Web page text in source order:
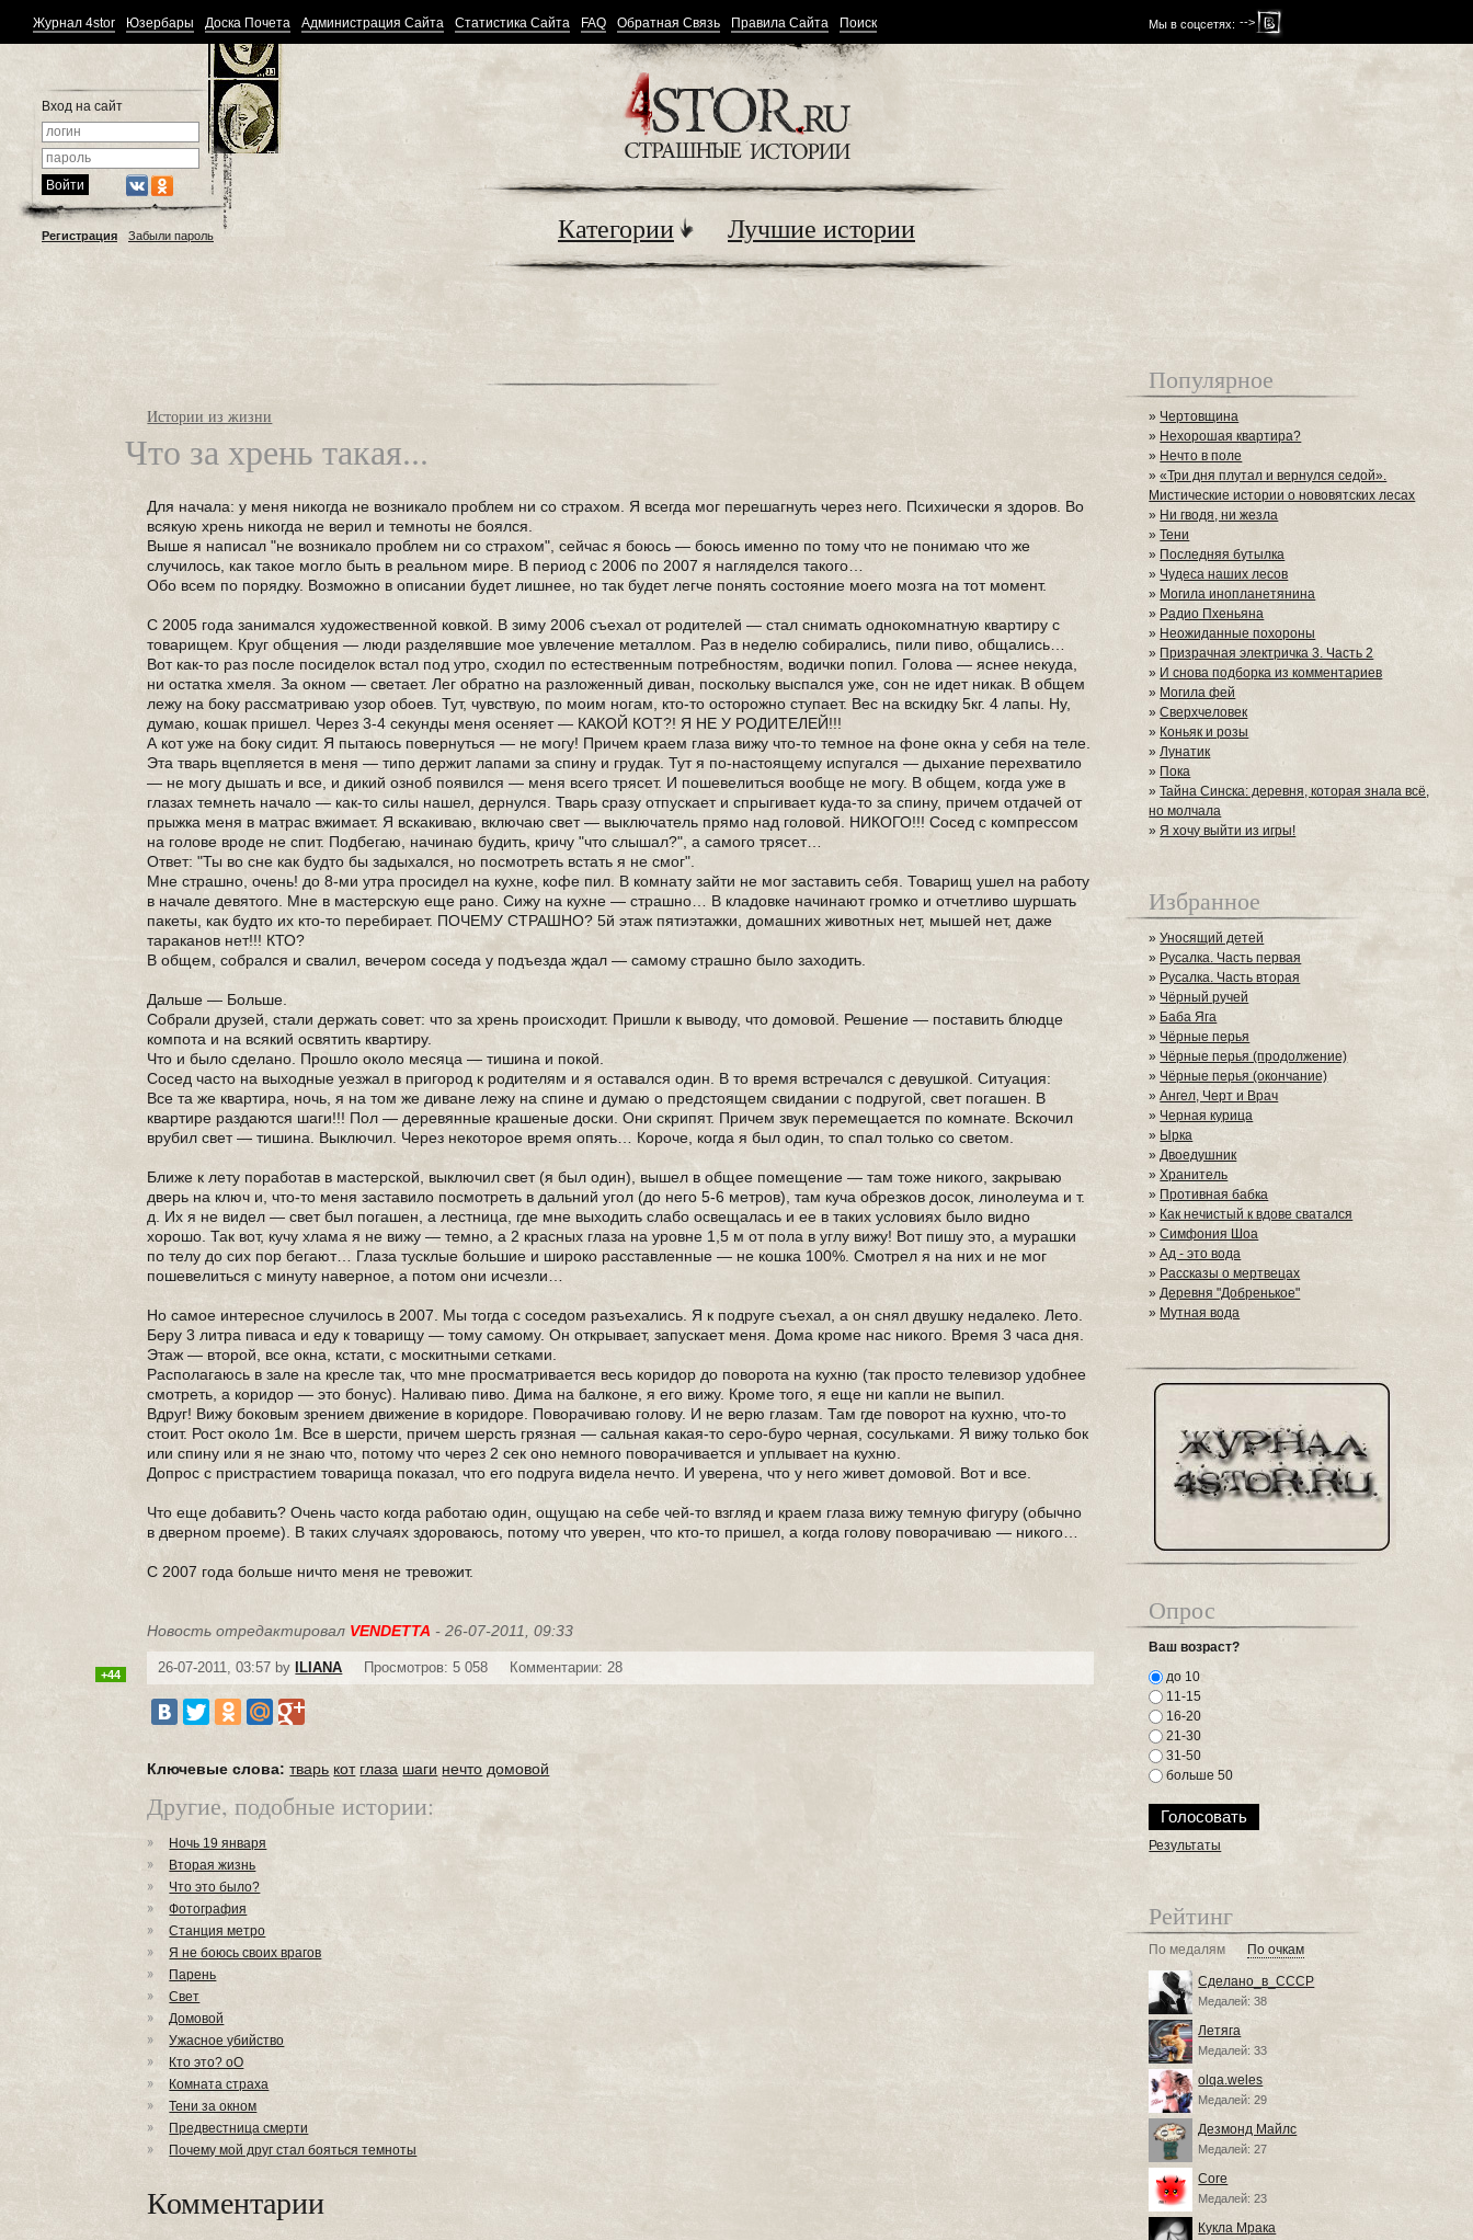
Мы в соцсетях: -->
Журнал 4stor Юзербары Доска Почета Администрация Сайта Статистика Сайта FAQ Обратная Связь Правила Сайта Поиск
Вход на сайт
Регистрация Забыли пароль Категории Лучшие истории
Истории из жизни
Что за хрень такая...
Для начала: у меня никогда не возникало проблем ни со страхом. Я всегда мог перешагнуть через него. Психически я здоров. Во
всякую хрень никогда не верил и темноты не боялся.
Выше я написал "не возникало проблем ни со страхом", сейчас я боюсь — боюсь именно по тому что не понимаю что же
случилось, как такое могло быть в реальном мире. В период с 2006 по 2007 я нагляделся такого…
Обо всем по порядку. Возможно в описании будет лишнее, но так будет легче понять состояние моего мозга на тот момент.
С 2005 года занимался художественной ковкой. В зиму 2006 съехал от родителей — стал снимать однокомнатную квартиру с
товарищем. Круг общения — люди разделявшие мое увлечение металлом. Раз в неделю собирались, пили пиво, общались…
Вот как-то раз после посиделок встал под утро, сходил по естественным потребностям, водички попил. Голова — яснее некуда,
ни остатка хмеля. За окном — светает. Лег обратно на разложенный диван, поскольку выспался уже, сон не идет никак. В общем
лежу на боку рассматриваю узор обоев. Тут, чувствую, по моим ногам, кто-то осторожно ступает. Вес на вскидку 5кг. 4 лапы. Ну,
думаю, кошак пришел. Через 3-4 секунды меня осеняет — КАКОЙ КОТ?! Я НЕ У РОДИТЕЛЕЙ!!!
А кот уже на боку сидит. Я пытаюсь повернуться — не могу! Причем краем глаза вижу что-то темное на фоне окна у себя на теле.
Эта тварь вцепляется в меня — типо держит лапами за спину и грудак. Тут я по-настоящему испугался — дыхание перехватило
— не могу дышать и все, и дикий озноб появился — меня всего трясет. И пошевелиться вообще не могу. В общем, когда уже в
глазах темнеть начало — как-то силы нашел, дернулся. Тварь сразу отпускает и спрыгивает куда-то за спину, причем отдачей от
прыжка меня в матрас вжимает. Я вскакиваю, включаю свет — выключатель прямо над головой. НИКОГО!!! Сосед с компрессом
на голове вроде не спит. Подбегаю, начинаю будить, кричу "что слышал?", а самого трясет…
Ответ: "Ты во сне как будто бы задыхался, но посмотреть встать я не смог".
Мне страшно, очень! до 8-ми утра просидел на кухне, кофе пил. В комнату зайти не мог заставить себя. Товарищ ушел на работу
в начале девятого. Мне в мастерскую еще рано. Сижу на кухне — страшно… В кладовке начинают громко и отчетливо шуршать
пакеты, как будто их кто-то перебирает. ПОЧЕМУ СТРАШНО? 5й этаж пятиэтажки, домашних животных нет, мышей нет, даже
тараканов нет!!! КТО?
В общем, собрался и свалил, вечером соседа у подъезда ждал — самому страшно было заходить.
Дальше — Больше.
Собрали друзей, стали держать совет: что за хрень происходит. Пришли к выводу, что домовой. Решение — поставить блюдце
компота и на всякий освятить квартиру.
Что и было сделано. Прошло около месяца — тишина и покой.
Сосед часто на выходные уезжал в пригород к родителям и я оставался один. В то время встречался с девушкой. Ситуация:
Все та же квартира, ночь, я на том же диване лежу на спине и думаю о предстоящем свидании с подругой, свет погашен. В
квартире раздаются шаги!!! Пол — деревянные крашеные доски. Они скрипят. Причем звук перемещается по комнате. Вскочил
врубил свет — тишина. Выключил. Через некоторое время опять… Короче, когда я был один, то спал только со светом.
Ближе к лету поработав в мастерской, выключил свет (я был один), вышел в общее помещение — там тоже никого, закрываю
дверь на ключ и, что-то меня заставило посмотреть в дальний угол (до него 5-6 метров), там куча обрезков досок, линолеума и т.
д. Их я не видел — свет был погашен, а лестница, где мне выходить слабо освещалась и ее в таких условиях было видно
хорошо. Так вот, кучу хлама я не вижу — темно, а 2 красных глаза на уровне 1,5 м от пола в углу вижу! Вот пишу это, а мурашки
по телу до сих пор бегают… Глаза тусклые большие и широко расставленные — не кошка 100%. Смотрел я на них и не мог
пошевелиться с минуту наверное, а потом они исчезли…
Но самое интересное случилось в 2007. Мы тогда с соседом разъехались. Я к подруге съехал, а он снял двушку недалеко. Лето.
Беру 3 литра пиваса и еду к товарищу — тому самому. Он открывает, запускает меня. Дома кроме нас никого. Время 3 часа дня.
Этаж — второй, все окна, кстати, с москитными сетками.
Располагаюсь в зале на кресле так, что мне просматривается весь коридор до поворота на кухню (так просто телевизор удобнее
смотреть, а коридор — это бонус). Наливаю пиво. Дима на балконе, я его вижу. Кроме того, я еще ни капли не выпил.
Вдруг! Вижу боковым зрением движение в коридоре. Поворачиваю голову. И не верю глазам. Там где поворот на кухню, что-то
стоит. Рост около 1м. Все в шерсти, причем шерсть грязная — сальная какая-то серо-буро черная, сосульками. Я вижу только бок
или спину или я не знаю что, потому что через 2 сек оно немного поворачивается и уплывает на кухню.
Допрос с пристрастием товарища показал, что его подруга видела нечто. И уверена, что у него живет домовой. Вот и все.
Что еще добавить? Очень часто когда работаю один, ощущаю на себе чей-то взгляд и краем глаза вижу темную фигуру (обычно
в дверном проеме). В таких случаях здороваюсь, потому что уверен, что кто-то пришел, а когда голову поворачиваю — никого…
С 2007 года больше ничто меня не тревожит.
Новость отредактировал VENDETTA - 26-07-2011, 09:33
26-07-2011, 03:57 by ILIANA Просмотров: 5 058 Комментарии: 28
+44
Ключевые слова: тварь кот глаза шаги нечто домовой
Другие, подобные истории:
Ночь 19 января
Вторая жизнь
Что это было?
Фотография
Станция метро
Я не боюсь своих врагов
Парень
Свет
Домовой
Ужасное убийство
Кто это? оО
Комната страха
Тени за окном
Предвестница смерти
Почему мой друг стал бояться темноты
Комментарии
Популярное
» Чертовщина
» Нехорошая квартира?
» Нечто в поле
»«Три дня плутал и вернулся седой».
Мистические истории о нововятских лесах
» Ни гводя, ни жезла
»Тени
» Последняя бутылка
» Чудеса наших лесов
» Могила инопланетянина
» Радио Пхеньяна
» Неожиданные похороны
» Призрачная электричка 3. Часть 2
» И снова подборка из комментариев
» Могила фей
»Сверхчеловек
» Коньяк и розы
»Лунатик
» Пока
»Тайна Синска: деревня, которая знала всё,
но молчала
»Я хочу выйти из игры!
Избранное
»Уносящий детей
» Русалка. Часть первая
» Русалка. Часть вторая
» Чёрный ручей
» Баба Яга
» Чёрные перья
»Чёрные перья (продолжение)
» Чёрные перья (окончание)
»Ангел, Черт и Врач
» Черная курица
» Ырка
»Двоедушник
»Хранитель
» Противная бабка
» Как нечистый к вдове сватался
»Симфония Шоа
»Ад - это вода
» Рассказы о мертвецах
»Деревня "Добренькое"
» Мутная вода
Опрос
Ваш возраст?
до 10
11-15
16-20
21-30
31-50
больше 50
Результаты
Рейтинг
По медалям По очкам
Сделано_в_СССР
Медалей: 38
Летяга
Медалей: 33
olqa.weles
Медалей: 29
Дезмонд Майлс
Медалей: 27
Core
Медалей: 23
Кукла Мрака